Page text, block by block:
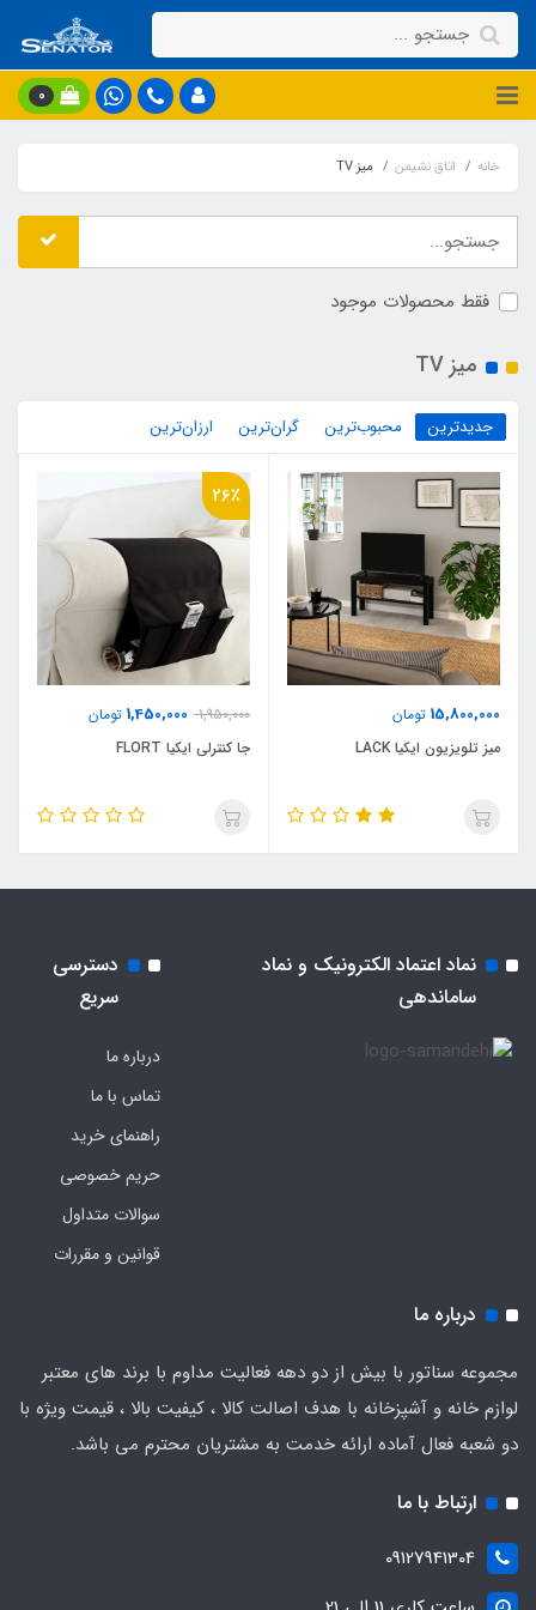
0
خانه اتاق نشیمن میز TV
فقط محصولات موجود
میز TV
جدیدترین محبوب‌ترین گران‌ترین ارزان‌ترین
15,800,000 تومان
میز تلویزیون ایکیا LACK
26٪
1,950,000
1,450,000 تومان
جا کنترلی ایکیا FLORT
نماد اعتماد الکترونیک و نماد
ساماندهی
دسترسی
سریع
درباره ما
تماس با ما
راهنمای خرید
حریم خصوصی
سوالات متداول
قوانین و مقررات
درباره ما
مجموعه سناتور با بیش از دو دهه فعالیت مداوم با برند های معتبر
لوازم خانه و آشپزخانه با هدف اصالت کالا ، کیفیت بالا ، قیمت ویژه با
دو شعبه فعال آماده ارائه خدمت به مشتریان محترم می باشد.
ارتباط با ما
09127941304